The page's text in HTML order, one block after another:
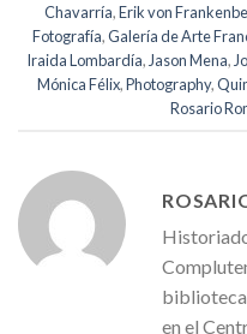
Chavarría,Erik von
Fotografía,Galería de Arte
Iraida Lombardía, Jason Mena,
Mónica Félix,Photography,
Rosario
en el